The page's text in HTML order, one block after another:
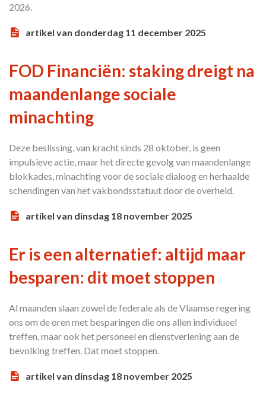
2026.
artikel van donderdag 11 december 2025
FOD Financiën: staking dreigt na
maandenlange sociale
minachting
Deze beslissing, van kracht sinds 28 oktober, is geen
impulsieve actie, maar het directe gevolg van maandenlange
blokkades, minachting voor de sociale dialoog en herhaalde
schendingen van het vakbondsstatuut door de overheid.
artikel van dinsdag 18 november 2025
Er is een alternatief: altijd maar
besparen: dit moet stoppen
Al maanden slaan zowel de federale als de Vlaamse regering
ons om de oren met besparingen die ons allen individueel
treffen, maar ook het personeel en dienstverlening aan de
bevolking treffen. Dat moet stoppen.
artikel van dinsdag 18 november 2025